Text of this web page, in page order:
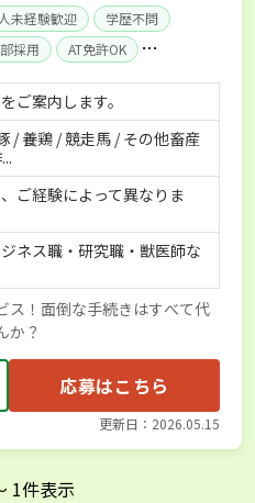
未経験歓迎
学歴不問
採用
AT免許OK
り
残業月20時間以内
上
経験者優遇
単身寮あり
世帯寮あり
ご案内します。
/ 養鶏 / 競走馬 / その他畜産
ご経験によって異なりま
ネス職・研究職・獣医師な
ス！面倒な手続きはすべて代
か？
応募はこちら
更新日：2026.05.15
1件表示